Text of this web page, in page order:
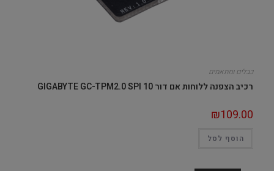
כבלים ומתאמים
רכיב הצפנה ללוחות אם דור 10 GIGABYTE GC-TPM2.0 SPI
₪109.00
הוסף לסל